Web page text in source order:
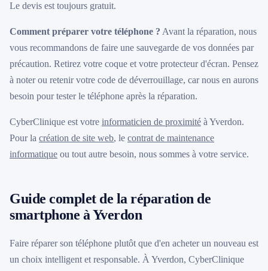
Le devis est toujours gratuit.
Comment préparer votre téléphone ? Avant la réparation, nous
vous recommandons de faire une sauvegarde de vos données par
précaution. Retirez votre coque et votre protecteur d'écran. Pensez
à noter ou retenir votre code de déverrouillage, car nous en aurons
besoin pour tester le téléphone après la réparation.
CyberClinique est votre informaticien de proximité à Yverdon.
Pour la création de site web, le contrat de maintenance
informatique ou tout autre besoin, nous sommes à votre service.
Guide complet de la réparation de
smartphone à Yverdon
Faire réparer son téléphone plutôt que d'en acheter un nouveau est
un choix intelligent et responsable. À Yverdon, CyberClinique